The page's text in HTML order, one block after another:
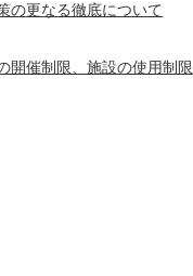
の更なる徹底について
開催制限、施設の使用制限